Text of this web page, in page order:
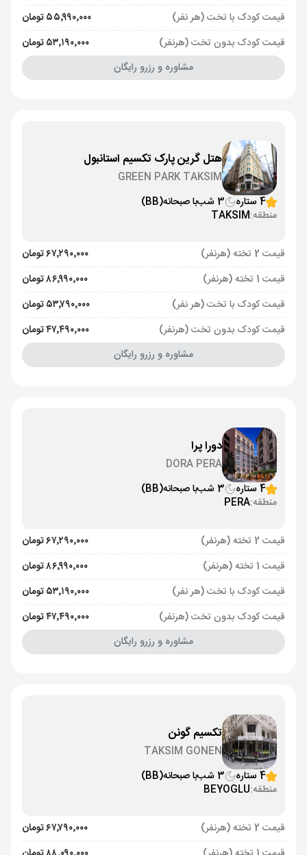
قیمت کودک با تخت (هر نفر)
۵۵٬۹۹۰٬۰۰۰ تومان
قیمت کودک بدون تخت (هرنفر)
۵۳٬۱۹۰٬۰۰۰ تومان
مشاوره و رزرو رایگان
هتل گرین پارک تکسیم استانبول
GREEN PARK TAKSIM
4 ستاره
3 شب با صبحانه(BB)
منطقه:TAKSIM
قیمت 2 تخته (هرنفر)
۶۷٬۲۹۰٬۰۰۰ تومان
قیمت 1 تخته (هرنفر)
۸۶٬۹۹۰٬۰۰۰ تومان
قیمت کودک با تخت (هر نفر)
۵۳٬۷۹۰٬۰۰۰ تومان
قیمت کودک بدون تخت (هرنفر)
۴۷٬۴۹۰٬۰۰۰ تومان
مشاوره و رزرو رایگان
دورا پرا
DORA PERA
4 ستاره
3 شب با صبحانه(BB)
منطقه:PERA
قیمت 2 تخته (هرنفر)
۶۷٬۲۹۰٬۰۰۰ تومان
قیمت 1 تخته (هرنفر)
۸۶٬۹۹۰٬۰۰۰ تومان
قیمت کودک با تخت (هر نفر)
۵۳٬۱۹۰٬۰۰۰ تومان
قیمت کودک بدون تخت (هرنفر)
۴۷٬۴۹۰٬۰۰۰ تومان
مشاوره و رزرو رایگان
تکسیم گونن
TAKSIM GONEN
4 ستاره
3 شب با صبحانه(BB)
منطقه:BEYOGLU
قیمت 2 تخته (هرنفر)
۶۷٬۷۹۰٬۰۰۰ تومان